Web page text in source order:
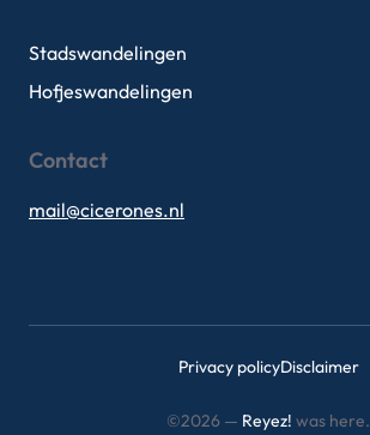
Stadswandelingen
Hofjeswandelingen
Contact
mail@cicerones.nl
Privacy policyDisclaimer
©2026 — Reyez! was here.